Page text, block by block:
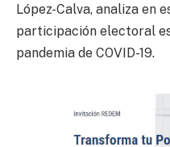
López-Calva, analiza en
participación electoral
pandemia de COVID-19.